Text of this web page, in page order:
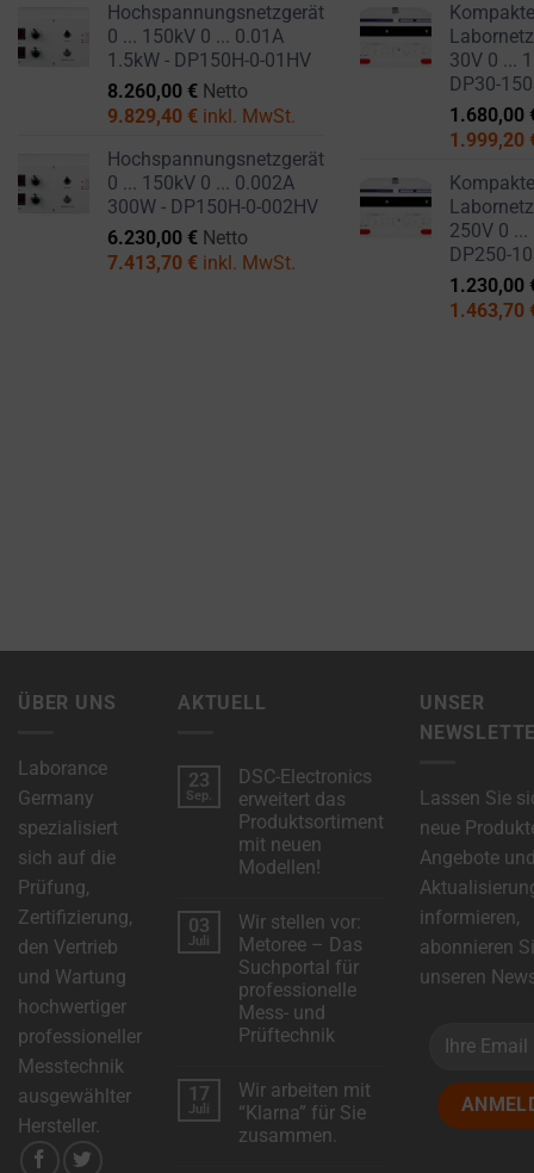
Hochspannungsnetzgerät
0 ... 150kV 0 ... 0.01A
1.5kW - DP150H-0-01HV
8.260,00 € Netto
9.829,40 € inkl. MwSt.
Hochspannungsnetzgerät
0 ... 150kV 0 ... 0.002A
300W - DP150H-0-002HV
6.230,00 € Netto
7.413,70 € inkl. MwSt.
30V 0 ...
DP30-
1.680,00
1.999,20
250V 0 ...
DP250-
1.230,00
1.463,70
ÜBER UNS
Laborance
Germany
spezialisiert
sich auf die
Prüfung,
Zertifizierung,
den Vertrieb
und Wartung
hochwertiger
professioneller
Messtechnik
ausgewählter
Hersteller.
AKTUELL
23
Sep.
DSC-Electronics
erweitert das
Produktsortiment
mit neuen
Modellen!
zu
DSC-
Electronics
erweitert
das
Produktsortiment
mit
neuen
Modellen!
03
Juli
Wir stellen vor:
Metoree – Das
Suchportal für
professionelle
Mess- und
Prüftechnik
zu
Wir
stellen
vor:
17
Juli
Wir arbeiten mit
“Klarna” für Sie
zusammen.
UNSER
Lassen Sie
neue
Angebote
informieren,
abonnieren
unseren